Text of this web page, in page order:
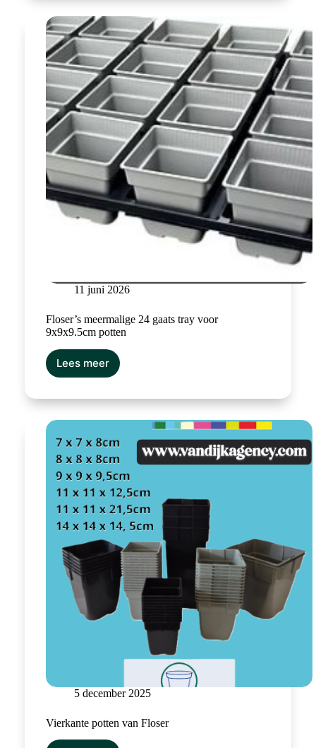
vierkante
potten
verder
uit.
11 juni 2026
Floser’s meermalige 24 gaats tray voor
9x9x9.5cm potten
Lees meer
Floser’s
meermalige
24
gaats
tray
voor
9x9x9.5cm
potten
5 december 2025
Vierkante potten van Floser